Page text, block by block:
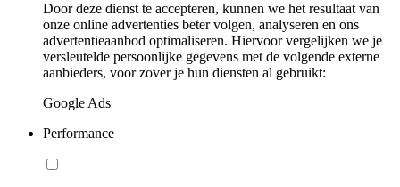
Door deze dienst te accepteren, kunnen we het resultaat van
onze online advertenties beter volgen, analyseren en ons
advertentieaanbod optimaliseren. Hiervoor vergelijken we je
versleutelde persoonlijke gegevens met de volgende externe
aanbieders, voor zover je hun diensten al gebruikt:
Google Ads
Performance